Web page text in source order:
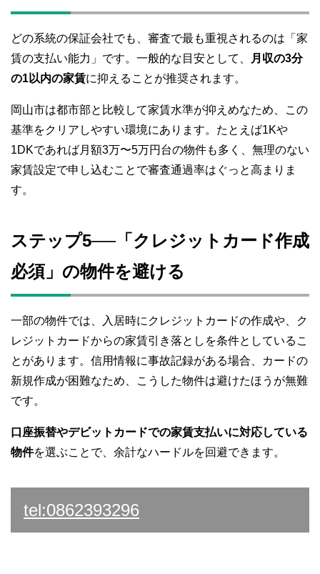
どの系統の保証会社でも、審査で最も重視されるのは「家
賃の支払い能力」です。一般的な目安として、
月収の3分
の1以内の家賃に抑えることが推奨されます。
岡山市は都市部と比較して家賃水準が抑えめなため、この
基準をクリアしやすい環境にあります。たとえば1Kや
1DKであれば月額3万〜5万円台の物件も多く、無理のない
家賃設定で申し込むことで審査通過率はぐっと高まりま
す。
ステップ5──「クレジットカード作成
必須」の物件を避ける
一部の物件では、入居時にクレジットカードの作成や、ク
レジットカードからの家賃引き落としを条件としているこ
とがあります。信用情報に事故記録がある場合、カードの
新規作成が困難なため、こうした物件は避けたほうが無難
です。
口座振替やデビットカードでの家賃支払いに対応している
物件を選ぶことで、余計なハードルを回避できます。
tel:0862393296